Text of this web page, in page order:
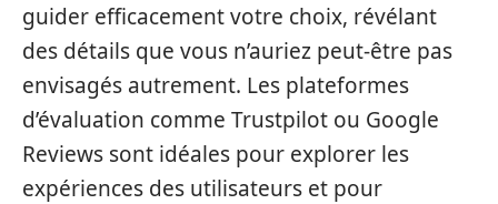
guider efficacement votre choix, révélant
des détails que vous n’auriez peut-être pas
envisagés autrement. Les plateformes
d’évaluation comme Trustpilot ou Google
Reviews sont idéales pour explorer les
expériences des utilisateurs et pour